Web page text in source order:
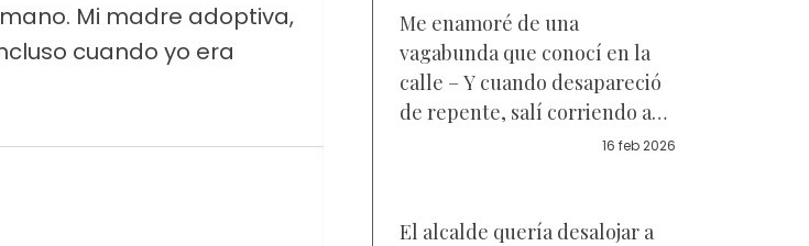
Mi madre adoptiva,
cuando yo era
Me enamoré de una
vagabunda que conocí en la
calle – Y cuando desapareció
de repente, salí corriendo a
16 feb 2026
El alcalde quería desalojar a